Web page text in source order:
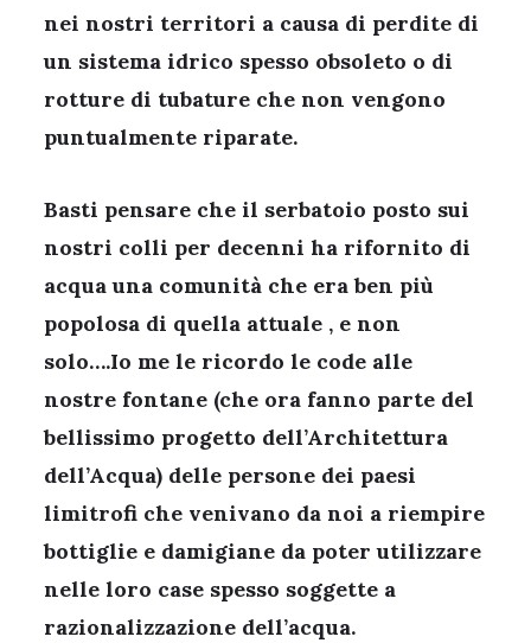
nei nostri territori a causa di perdite di
un sistema idrico spesso obsoleto o di
rotture di tubature che non vengono
puntualmente riparate.
Basti pensare che il serbatoio posto sui
nostri colli per decenni ha rifornito di
acqua una comunità che era ben più
popolosa di quella attuale , e non
solo….Io me le ricordo le code alle
nostre fontane (che ora fanno parte del
bellissimo progetto dell’Architettura
dell’Acqua) delle persone dei paesi
limitrofi che venivano da noi a riempire
bottiglie e damigiane da poter utilizzare
nelle loro case spesso soggette a
razionalizzazione dell’acqua.